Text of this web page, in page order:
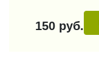
150 руб.